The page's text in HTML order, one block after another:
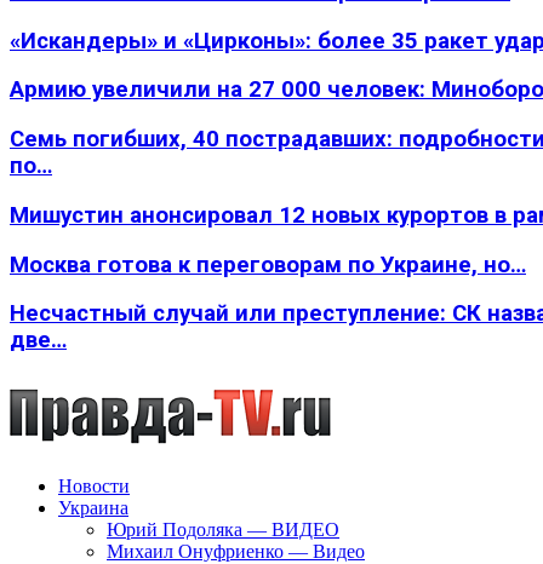
«Искандеры» и «Цирконы»: более 35 ракет
Армию увеличили на 27 000 человек:
Семь погибших, 40 пострадавших:
по…
Мишустин анонсировал 12 новых курортов в
Москва готова к переговорам по Украине, но…
Несчастный случай или преступление: СК
две…
Новости
Украина
Юрий Подоляка — ВИДЕО
Михаил Онуфриенко — Видео